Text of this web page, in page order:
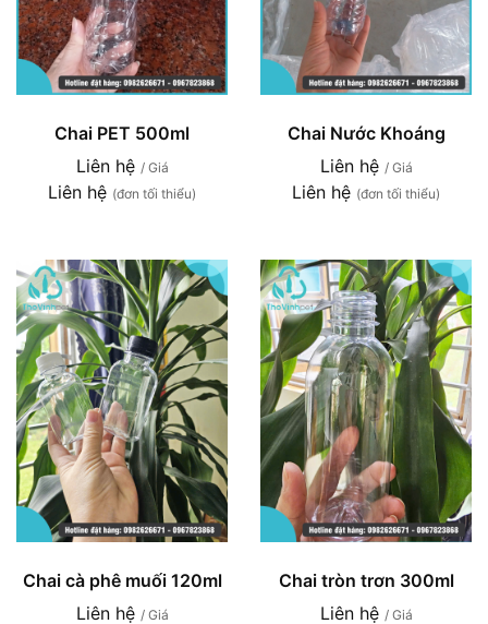
Chai PET 500ml
Liên hệ / Giá
Liên hệ (đơn tối thiểu)
Chai Nước Khoáng
Liên hệ / Giá
Liên hệ (đơn tối thiểu)
Chai cà phê muối 120ml
Liên hệ / Giá
Chai tròn trơn 300ml
Liên hệ / Giá